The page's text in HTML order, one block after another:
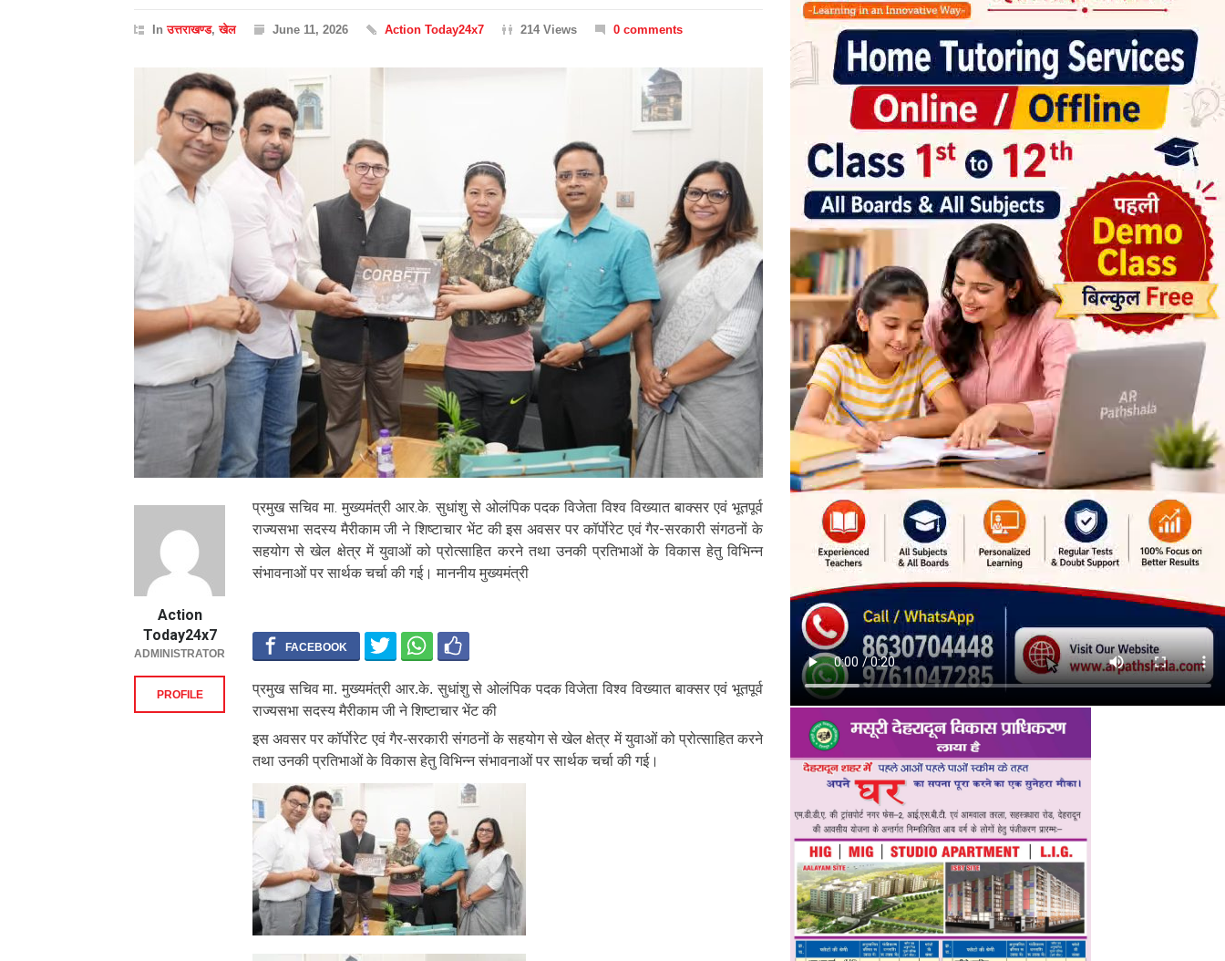
Inउत्तराखण्ड,खेल June 11, 2026 Action Today24x7 214 Views 0 comments
प्रमुख सचिव मा. मुख्यमंत्री आर.के. सुधांशु से ओलंपिक पदक विजेता विश्व विख्यात बाक्सर एवं भूतपूर्व
राज्यसभा सदस्य मैरीकाम जी ने शिष्टाचार भेंट की इस अवसर पर कॉर्पाेरेट एवं गैर-सरकारी संगठनों के
सहयोग से खेल क्षेत्र में युवाओं को प्रोत्साहित करने तथा उनकी प्रतिभाओं के विकास हेतु विभिन्न
संभावनाओं पर सार्थक चर्चा की गई। माननीय मुख्यमंत्री
प्रमुख सचिव मा. मुख्यमंत्री आर.के. सुधांशु से ओलंपिक पदक विजेता विश्व विख्यात बाक्सर एवं भूतपूर्व
राज्यसभा सदस्य मैरीकाम जी ने शिष्टाचार भेंट की
इस अवसर पर कॉर्पाेरेट एवं गैर-सरकारी संगठनों के सहयोग से खेल क्षेत्र में युवाओं को प्रोत्साहित करने
तथा उनकी प्रतिभाओं के विकास हेतु विभिन्न संभावनाओं पर सार्थक चर्चा की गई।
Action
Today24x7
ADMINISTRATOR
PROFILE